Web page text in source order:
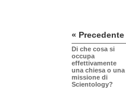
« Precedente
Di che cosa si
occupa
effettivamente
una chiesa o una
missione di
Scientology?